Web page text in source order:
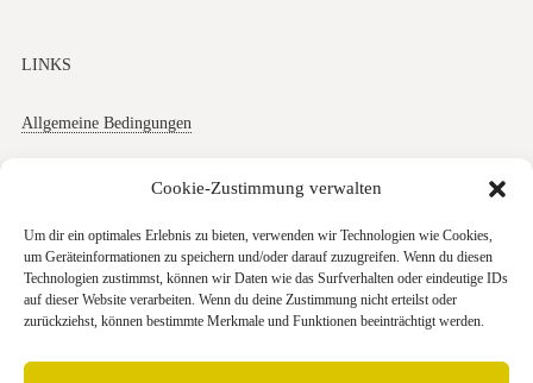
Cookie-Zustimmung verwalten
Um dir ein optimales Erlebnis zu bieten, verwenden wir Technologien wie Cookies,
um Geräteinformationen zu speichern und/oder darauf zuzugreifen. Wenn du diesen
Technologien zustimmst, können wir Daten wie das Surfverhalten oder eindeutige IDs
auf dieser Website verarbeiten. Wenn du deine Zustimmung nicht erteilst oder
zurückziehst, können bestimmte Merkmale und Funktionen beeinträchtigt werden.
LINKS
Allgemeine Bedingungen
Cookies